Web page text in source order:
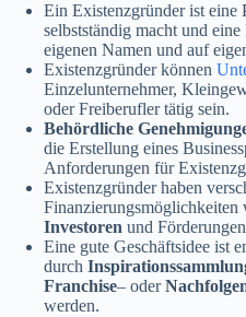
Ein Existenzgründer ist eine
selbstständig macht und
eigenen Namen und auf
Existenzgründer können
Einzelunternehmer,
oder Freiberufler tätig sein.
Behördliche
die Erstellung eines
Anforderungen für
Existenzgründer haben
Finanzierungsmöglichkeiten
Investoren und
Eine gute Geschäftsidee ist
durch
Franchise– oder
werden.